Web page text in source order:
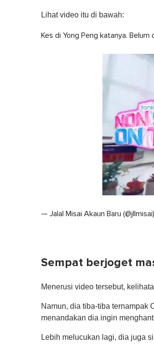
Lihat video itu di bawah:
Kes di Yong Peng katanya. Belum
of
— Jalal Misai Akaun Baru (@jllmisai)
Sempat berjoget
Menerusi video tersebut,
Namun, dia tiba-tiba ternampak
menandakan dia ingin
Lebih melucukan lagi, dia juga